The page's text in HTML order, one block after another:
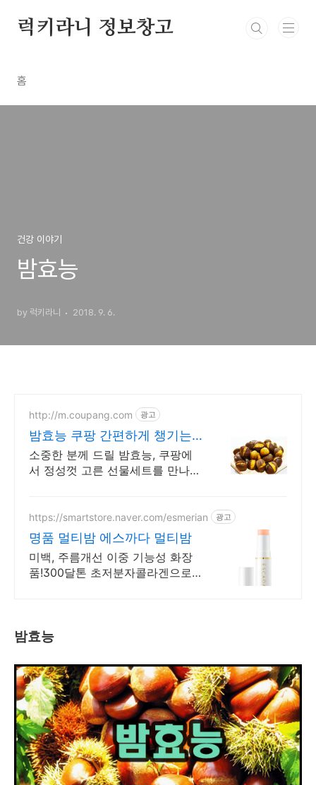
럭키라니 정보창고
홈
건강 이야기
밤효능
by 럭키라니 2018. 9. 6.
http://m.coupang.com 광고
밤효능 쿠팡 간편하게 챙기는
건강습관
소중한 분께 드릴 밤효능, 쿠팡에
서 정성껏 고른 선물세트를 만나보
어보세요.
https://smartstore.naver.com/esmerian 광고
명품 멀티밤 에스까다 멀티밤
미백, 주름개선 이중 기능성 화장
품!300달톤 초저분자콜라겐으로
밤효능